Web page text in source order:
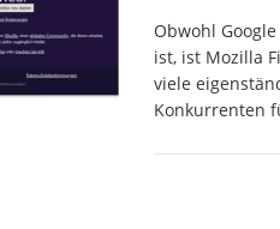
Obwohl
ist, ist Mozilla
viele
Konkurrenten